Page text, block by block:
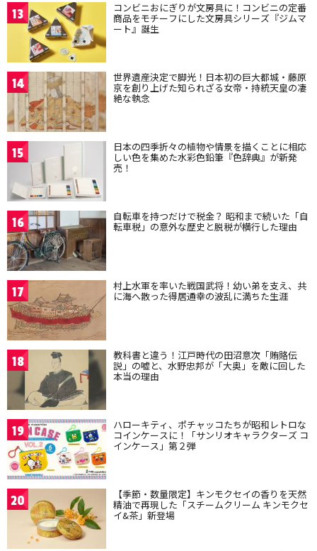
13 コンビニおにぎりが文房具に！コンビニの定番
商品をモチーフにした文房具シリーズ『ジムマ
ート』誕生
14 世界遺産決定で脚光！日本初の巨大都城・藤原
京を創り上げた知られざる女帝・持統天皇の凄
絶な執念
15 日本の四季折々の植物や情景を描くことに相応
しい色を集めた水彩色鉛筆『色辞典』が新発
売！
16 自転車を持つだけで税金？ 昭和まで続いた「自
転車税」の意外な歴史と脱税が横行した理由
17 村上水軍を率いた戦国武将！幼い弟を支え、共
に海へ散った得居通幸の波乱に満ちた生涯
18 教科書と違う！江戸時代の田沼意次「賄賂伝
説」の嘘と、水野忠邦が「大奥」を敵に回した
本当の理由
19 ハローキティ、ポチャッコたちが昭和レトロな
コインケースに！「サンリオキャラクターズ コ
インケース」第２弾
20 【季節・数量限定】キンモクセイの香りを天然
精油で再現した「スチームクリーム キンモクセ
イ&茶」新登場